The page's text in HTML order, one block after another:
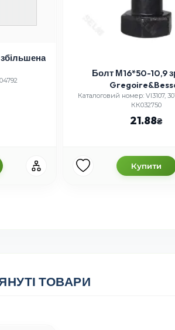
Болт М16*50-10,9
Каталоговий номер: VI3107,
КК032750
21.88
Купити
ТОВАРИ